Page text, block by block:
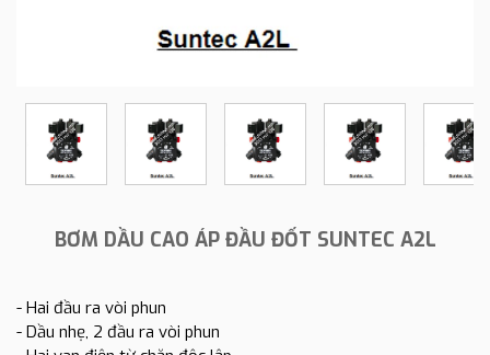
BƠM DẦU CAO ÁP ĐẦU ĐỐT SUNTEC A2L
- Hai đầu ra vòi phun
- Dầu nhẹ, 2 đầu ra vòi phun